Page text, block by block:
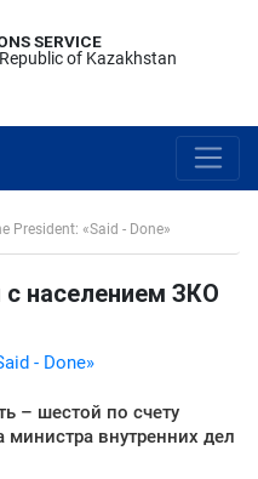
SERVICE
of Kazakhstan
President: «Said - Done»
населением ЗКО
- Done»
– шестой по счету
министра внутренних дел